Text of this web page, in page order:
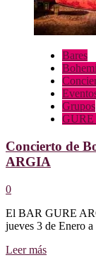
Bares
Grupos
Concierto de
ARGIA
0
El BAR GURE
jueves 3 de Enero
Leer másLeer